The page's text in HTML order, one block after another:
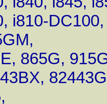
DC100,
915G